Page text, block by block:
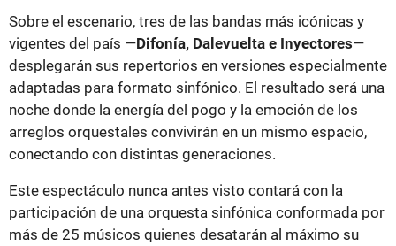
Sobre el escenario, tres de las bandas más icónicas y
vigentes del país —Difonía, Dalevuelta e Inyectores—
desplegarán sus repertorios en versiones especialmente
adaptadas para formato sinfónico. El resultado será una
noche donde la energía del pogo y la emoción de los
arreglos orquestales convivirán en un mismo espacio,
conectando con distintas generaciones.
Este espectáculo nunca antes visto contará con la
participación de una orquesta sinfónica conformada por
más de 25 músicos quienes desatarán al máximo su